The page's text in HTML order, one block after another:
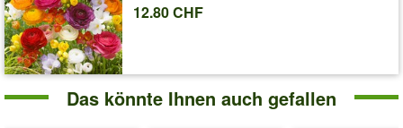
12.80 CHF
Das könnte Ihnen auch gefallen